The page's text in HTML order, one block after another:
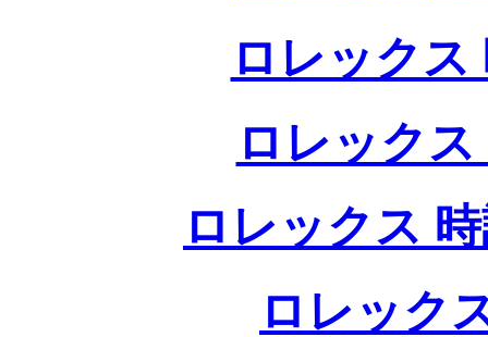
ロレックス
ロレック
ロレックス
ロレック